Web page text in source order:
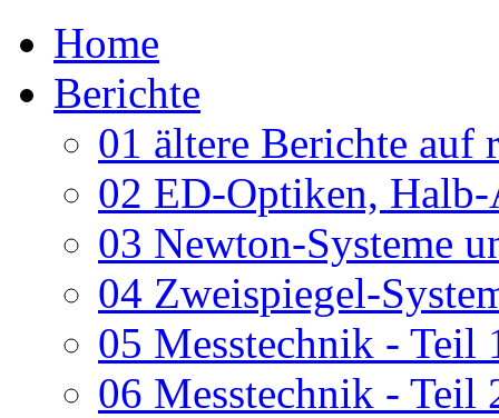
Home
Berichte
01 ältere Berichte auf
02 ED-Optiken, Halb-
03 Newton-Systeme
04 Zweispiegel-
05 Messtechnik - Teil
06 Messtechnik - Teil